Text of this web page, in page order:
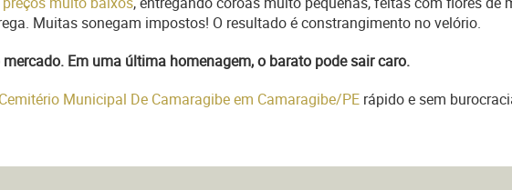
Muitas sonegam impostos! O resultado é constrangimento no velório.
Em uma última homenagem, o barato pode sair caro.
Municipal De Camaragibe em Camaragibe/PE rápido e sem